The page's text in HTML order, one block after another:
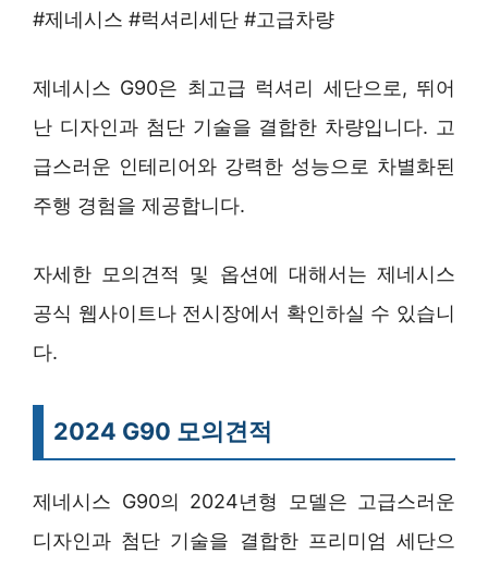
#제네시스 #럭셔리세단 #고급차량
제네시스 G90은 최고급 럭셔리 세단으로, 뛰어
난 디자인과 첨단 기술을 결합한 차량입니다. 고
급스러운 인테리어와 강력한 성능으로 차별화된
주행 경험을 제공합니다.
자세한 모의견적 및 옵션에 대해서는 제네시스
공식 웹사이트나 전시장에서 확인하실 수 있습니
다.
2024 G90 모의견적
제네시스 G90의 2024년형 모델은 고급스러운
디자인과 첨단 기술을 결합한 프리미엄 세단으